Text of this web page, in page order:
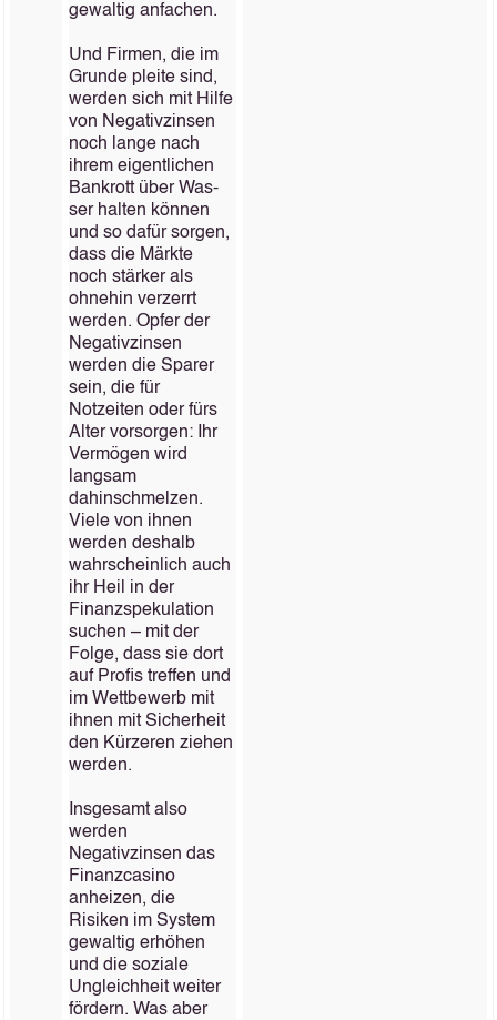
gewaltig anfachen.
Und Firmen, die im
Grunde pleite sind,
werden sich mit Hilfe
von Negativzinsen
noch lange nach
ihrem eigentlichen
Bankrott über Was‐
ser halten können
und so dafür sorgen,
dass die Märkte
noch stärker als
ohnehin verzerrt
werden. Opfer der
Negativzinsen
werden die Sparer
sein, die für
Notzeiten oder fürs
Alter vorsorgen: Ihr
Vermögen wird
langsam
dahinschmelzen.
Viele von ihnen
werden deshalb
wahrscheinlich auch
ihr Heil in der
Finanzspekulation
suchen – mit der
Folge, dass sie dort
auf Profis treffen und
im Wettbewerb mit
ihnen mit Sicherheit
den Kürzeren ziehen
werden.
Insgesamt also
werden
Negativzinsen das
Finanzcasino
anheizen, die
Risiken im System
gewaltig erhöhen
und die soziale
Ungleichheit weiter
fördern. Was aber